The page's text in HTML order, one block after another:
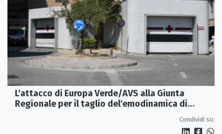
L'attacco di Europa Verde/AVS alla Giunta
Regionale per il taglio del'emodinamica di
Condividi su: